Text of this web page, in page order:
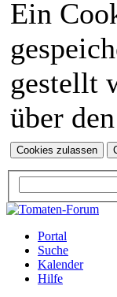
Ein
gestellt
über
Portal
Suche
Kalender
Hilfe